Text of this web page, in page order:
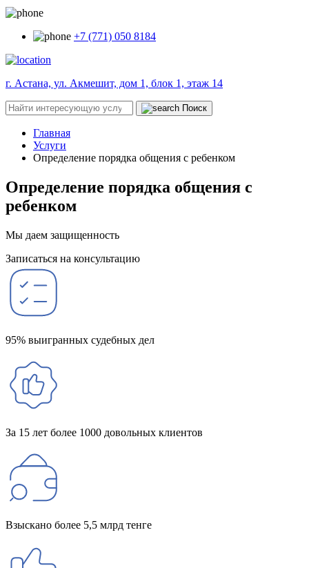
+7 (771) 050 8184
г. Астана, ул. Акмешит, дом 1, блок 1, этаж 14
Поиск
Главная
Услуги
Определение порядка общения с ребенком
Определение порядка общения с
ребенком
Мы даем защищенность
Записаться на консультацию
95% выигранных судебных дел
За 15 лет более 1000 довольных клиентов
Взыскано более 5,5 млрд тенге